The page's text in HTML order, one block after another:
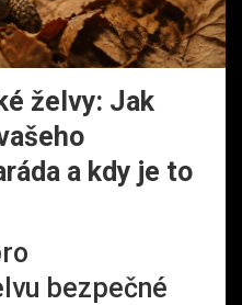
želvy: Jak
a kdy je to
bezpečné